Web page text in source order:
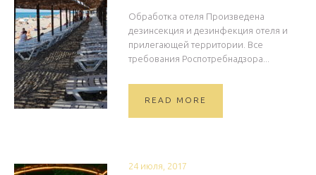
Обработка отеля Произведена
дезинсекция и дезинфекция отеля и
прилегающей территории. Все
требования Роспотребнадзора...
READ MORE
24 июля, 2017